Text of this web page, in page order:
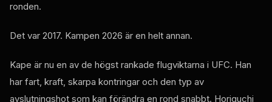
ronden.
Det var 2017. Kampen 2026 är en helt annan.
Kape är nu en av de högst rankade flugviktarna i UFC. Han
har fart, kraft, skarpa kontringar och den typ av
avslutningshot som kan förändra en rond snabbt. Horiguchi